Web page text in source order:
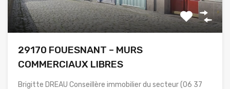
29170 FOUESNANT – MURS
COMMERCIAUX LIBRES
Brigitte DREAU Conseillère immobilier du secteur (06 37